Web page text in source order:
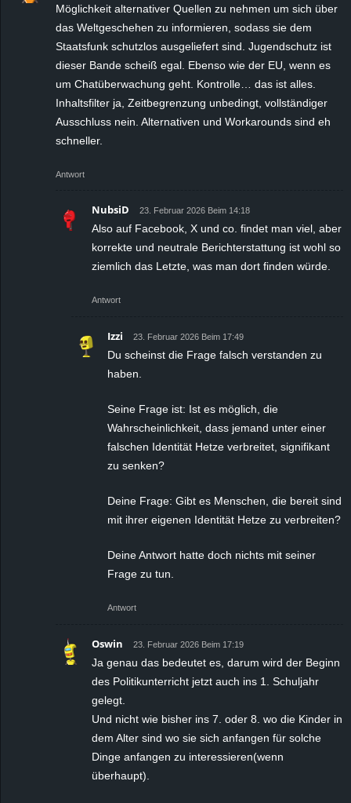
Möglichkeit alternativer Quellen zu nehmen um sich über
das Weltgeschehen zu informieren, sodass sie dem
Staatsfunk schutzlos ausgeliefert sind. Jugendschutz ist
dieser Bande scheiß egal. Ebenso wie der EU, wenn es
um Chatüberwachung geht. Kontrolle… das ist alles.
Inhaltsfilter ja, Zeitbegrenzung unbedingt, vollständiger
Ausschluss nein. Alternativen und Workarounds sind eh
schneller.
Antwort
NubsiD 23. Februar 2026 Beim 14:18
Also auf Facebook, X und co. findet man viel, aber
korrekte und neutrale Berichterstattung ist wohl so
ziemlich das Letzte, was man dort finden würde.
Antwort
Izzi 23. Februar 2026 Beim 17:49
Du scheinst die Frage falsch verstanden zu
haben.
Seine Frage ist: Ist es möglich, die
Wahrscheinlichkeit, dass jemand unter einer
falschen Identität Hetze verbreitet, signifikant
zu senken?
Deine Frage: Gibt es Menschen, die bereit sind
mit ihrer eigenen Identität Hetze zu verbreiten?
Deine Antwort hatte doch nichts mit seiner
Frage zu tun.
Antwort
Oswin 23. Februar 2026 Beim 17:19
Ja genau das bedeutet es, darum wird der Beginn
des Politikunterricht jetzt auch ins 1. Schuljahr
gelegt.
Und nicht wie bisher ins 7. oder 8. wo die Kinder in
dem Alter sind wo sie sich anfangen für solche
Dinge anfangen zu interessieren(wenn
überhaupt).